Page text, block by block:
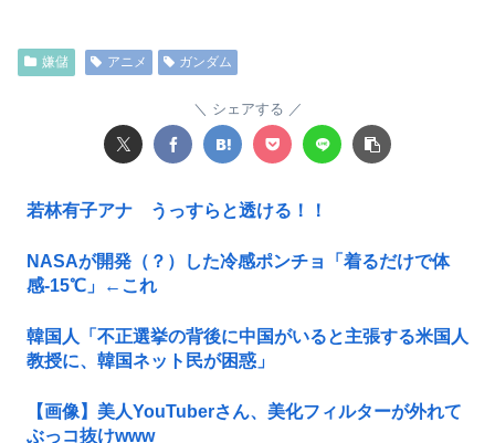
嫌儲 アニメ ガンダム
シェアする
若林有子アナ うっすらと透ける！！
NASAが開発（？）した冷感ポンチョ「着るだけで体
感-15℃」←これ
韓国人「不正選挙の背後に中国がいると主張する米国人
教授に、韓国ネット民が困惑」
【画像】美人YouTuberさん、美化フィルターが外れて
ぶっコ抜けwww